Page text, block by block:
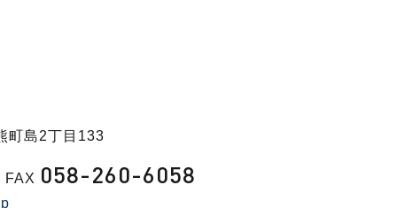
町島2丁目133
058-260-6058